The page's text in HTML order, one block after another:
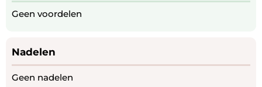
Geen voordelen
Nadelen
Geen nadelen